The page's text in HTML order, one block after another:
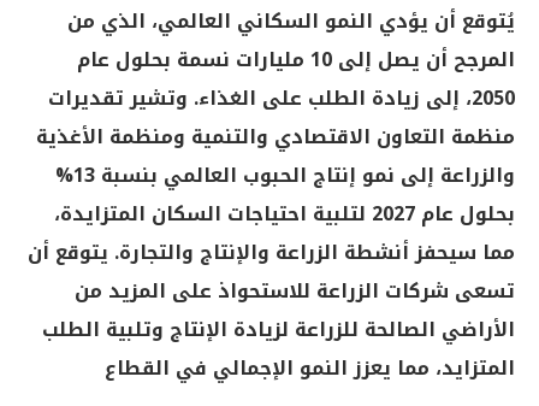
يُتوقع أن يؤدي النمو السكاني العالمي، الذي من
المرجح أن يصل إلى 10 مليارات نسمة بحلول عام
2050، إلى زيادة الطلب على الغذاء. وتشير تقديرات
منظمة التعاون الاقتصادي والتنمية ومنظمة الأغذية
والزراعة إلى نمو إنتاج الحبوب العالمي بنسبة 13%
بحلول عام 2027 لتلبية احتياجات السكان المتزايدة،
مما سيحفز أنشطة الزراعة والإنتاج والتجارة. يتوقع أن
تسعى شركات الزراعة للاستحواذ على المزيد من
الأراضي الصالحة للزراعة لزيادة الإنتاج وتلبية الطلب
المتزايد، مما يعزز النمو الإجمالي في القطاع